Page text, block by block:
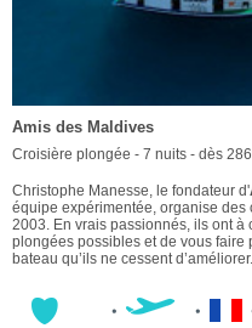
Amis des Maldives
Croisière plongée - 7 nuits - dès
Christophe Manesse, le fondateur d'
équipe expérimentée, organise
2003. En vrais passionnés, ils ont
plongées possibles et de vous
bateau qu’ils ne cessent d’améliorer.